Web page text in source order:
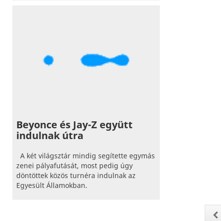
Beyonce és Jay-Z együtt
indulnak útra
A két világsztár mindig segítette egymás
zenei pályafutását, most pedig úgy
döntöttek közös turnéra indulnak az
Egyesült Államokban.